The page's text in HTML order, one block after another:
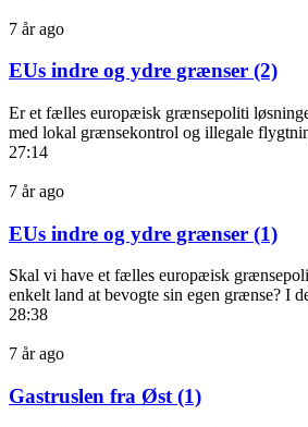
7 år ago
EUs indre og ydre grænser (2)
Er et fælles europæisk grænsepoliti
med lokal grænsekontrol og illegale
27:14
7 år ago
EUs indre og ydre grænser (1)
Skal vi have et fælles europæisk
enkelt land at bevogte sin egen grænse? I
28:38
7 år ago
Gastruslen fra Øst (1)